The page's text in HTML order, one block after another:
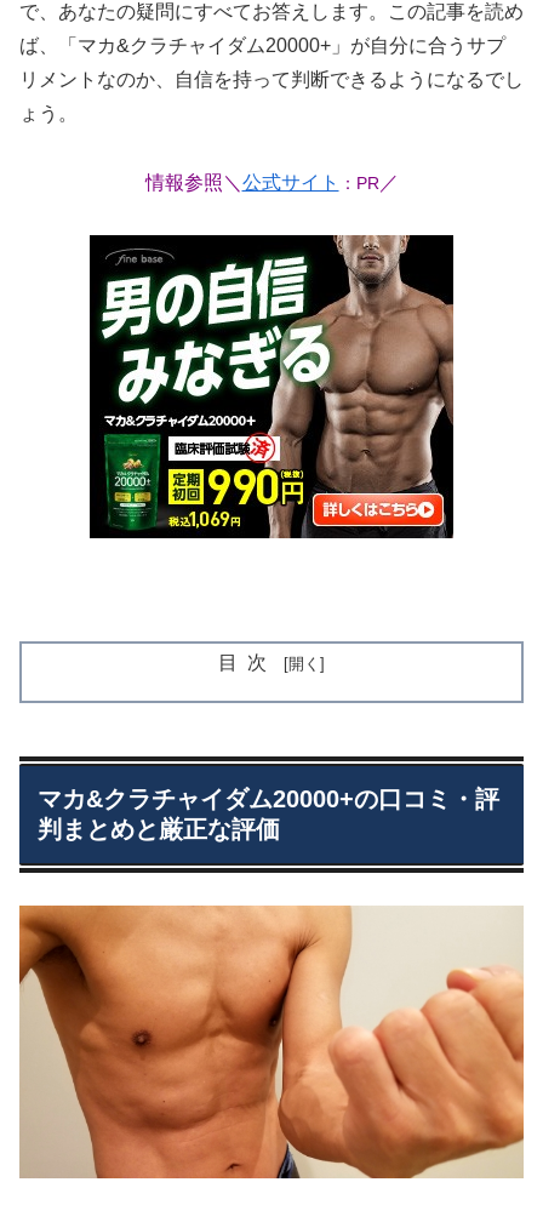
で、あなたの疑問にすべてお答えします。この記事を読め
ば、「マカ&クラチャイダム20000+」が自分に合うサプ
リメントなのか、自信を持って判断できるようになるでし
ょう。
情報参照＼ 公式サイト ：PR ／
目次
マカ&クラチャイダム20000+の口コミ・評
判まとめと厳正な評価